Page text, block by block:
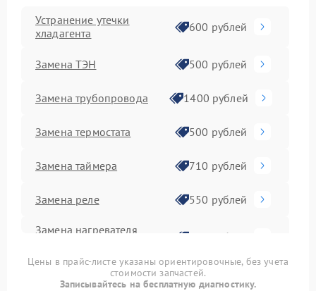
Устранение утечки
хладагента
600 рублей
Замена ТЭН 500 рублей
Замена трубопровода 1400 рублей
Замена термостата 500 рублей
Замена таймера 710 рублей
Замена реле 550 рублей
Замена нагревателя
500 рублей
Замена фильтра
осушителя
500 рублей
Цены в прайс-листе указаны ориентировочные, без учета
стоимости запчастей.
Записывайтесь на бесплатную диагностику.